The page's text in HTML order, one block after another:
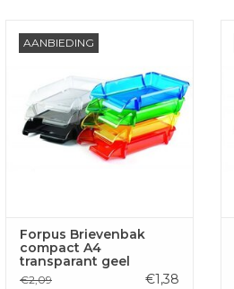
AANBIEDINGtransparant geel
TOEVOEGEN AAN
WINKELWAGEN
Forpus Brievenbak
compact A4
transparant geel
€2,09 €1,38